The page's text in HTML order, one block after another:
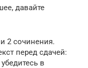
давайте
2 сочинения.
перед сдачей:
в